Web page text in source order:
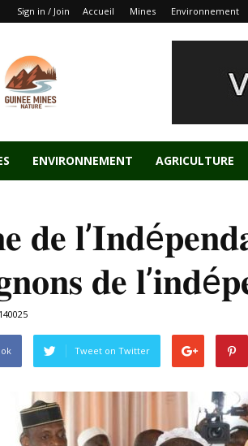
Sign in / Join Accueil Mines Environnement
ENVIRONNEMENT AGRICULTURE
𝐝𝐞
𝐝𝐞
Tweet on Twitter